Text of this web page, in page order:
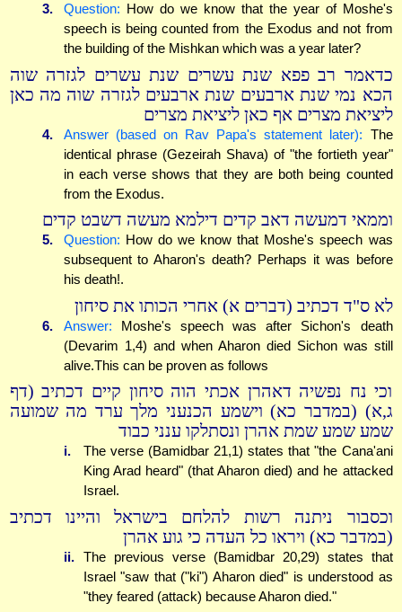
3. Question: How do we know that the year of Moshe's
speech is being counted from the Exodus and not from
the building of the Mishkan which was a year later?
כדאמר רב פפא שנת עשרים שנת עשרים לגזרה שוה
הכא נמי שנת ארבעים שנת ארבעים לגזרה שוה מה כאן
ליציאת מצרים אף כאן ליציאת מצרים
4. Answer (based on Rav Papa's statement later): The
identical phrase (Gezeirah Shava) of "the fortieth year"
in each verse shows that they are both being counted
from the Exodus.
וממאי דמעשה דאב קדים דילמא מעשה דשבט קדים
5. Question: How do we know that Moshe's speech was
subsequent to Aharon's death? Perhaps it was before
his death!.
לא ס"ד דכתיב (דברים א) אחרי הכותו את סיחון
6. Answer: Moshe's speech was after Sichon's death
(Devarim 1,4) and when Aharon died Sichon was still
alive.This can be proven as follows
וכי נח נפשיה דאהרן אכתי הוה סיחון קיים דכתיב (דף
ג,א) (במדבר כא) וישמע הכנעני מלך ערד מה שמועה
שמע שמע שמת אהרן ונסתלקו ענני כבוד
i.
The verse (Bamidbar 21,1) states that "the Cana'ani
King Arad heard" (that Aharon died) and he attacked
Israel.
וכסבור ניתנה רשות להלחם בישראל והיינו דכתיב
(במדבר כא) ויראו כל העדה כי גוע אהרן
ii.
The previous verse (Bamidbar 20,29) states that
Israel "saw that ("ki") Aharon died" is understood as
"they feared (attack) because Aharon died."